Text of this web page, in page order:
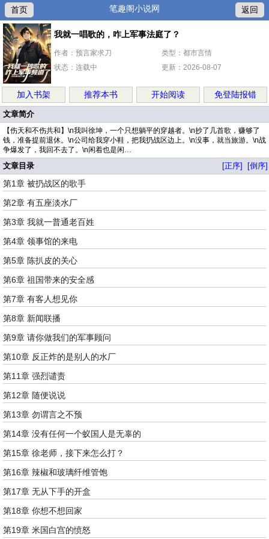
首页 笔趣阁小说网 返回
我就一唱歌的，咋上军事法庭了？
作者：预言家求刀
类型：都市言情
状态：连载中
更新：2026-08-07
加入书架 推荐本书 开始阅读 免登陆报错
文章简介
【伤天和不伤共和】\n我叫徐坤，一个只想躺平的穿越者。\n抄了几首歌，赚够了
钱，准备提前退休。\n公司给我穿小鞋，把我扔战区边上。\n没事，就当旅游。\n战
争爆发了，我回不去了。\n闲着也是闲…
文章目录 [正序] [倒序]
第1章 被扔战区的歌手
第2章 有五座淡水厂
第3章 我就一普通老百姓
第4章 领事馆的来电
第5章 陈扒皮的关心
第6章 祖国带来的安全感
第7章 有客人想见你
第8章 新闻联播
第9章 请你做我们的军事顾问
第10章 反正炸的是别人的水厂
第11章 强烈谴责
第12章 随便说说
第13章 勿谓言之不预
第14章 没有任何一个蚁国人是无辜的
第15章 徐老师，接下来怎么打？
第16章 辣椒和玻璃纤维管饱
第17章 无从下手的开盒
第18章 你想不想回家
第19章 米国白宫的愤怒